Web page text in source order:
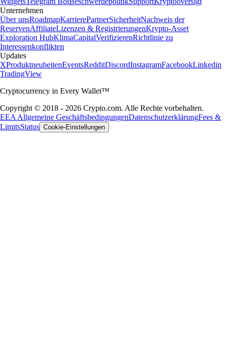
Unternehmen
Über unsRoadmapKarrierePartnerSicherheitNachweis der
ReservenAffiliateLizenzen & RegistrierungenKrypto-Asset
Exploration HubKlimaCapitalVerifizierenRichtlinie zu
Interessenkonflikten
Updates
XProduktneuheitenEventsRedditDiscordInstagramFacebookLinkedin
TradingView
Cryptocurrency in Every Wallet™
Copyright © 2018 - 2026 Crypto.com. Alle Rechte vorbehalten.
EEA Allgemeine GeschäftsbedingungenDatenschutzerklärungFees &
LimitsStatus Cookie-Einstellungen